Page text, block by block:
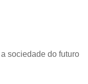
sociedade do futuro